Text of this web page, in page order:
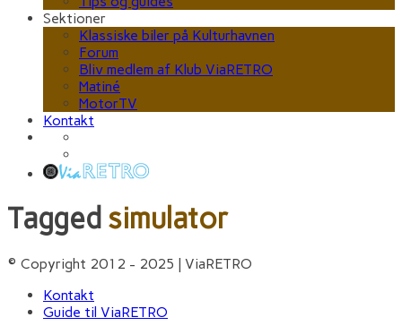
Sektioner
Klassiske biler på Kulturhavnen
Forum
Bliv medlem af Klub ViaRETRO
Matiné
MotorTV
Kontakt
Tagged simulator
© Copyright 2012 - 2025 | ViaRETRO
Kontakt
Guide til ViaRETRO